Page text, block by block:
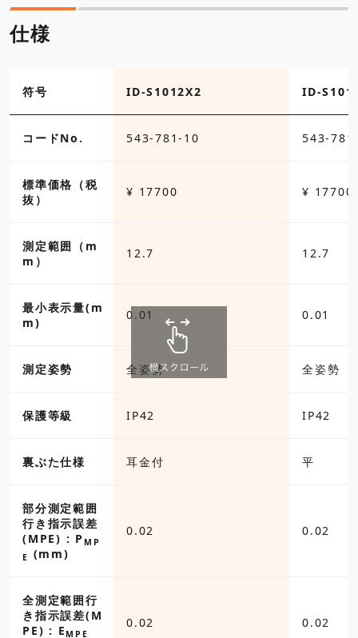
仕様
符号 ID-S1012X2 ID-
コードNo. 543-781-10 543-
標準価格（税
抜）
¥ 17700 ¥ 17700
測定範囲（m
m）
12.7 12.7
最小表示量(m
m)
0.01 0.01
測定姿勢 全姿勢 全姿勢
保護等級 IP42 IP42
裏ぶた仕様 耳金付 平
部分測定範囲
行き指示誤差
(MPE) : P MP
E (mm)
0.02 0.02
全測定範囲行
き指示誤差(M
PE) : E MPE
0.02 0.02